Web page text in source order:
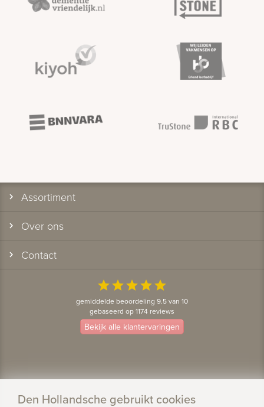
Assortiment
Over ons
Contact
starstarstarstarstar
gemiddelde beoordeling 9.5 van 10
gebaseerd op 1174 reviews
Bekijk alle klantervaringen
Den Hollandsche gebruikt cookies